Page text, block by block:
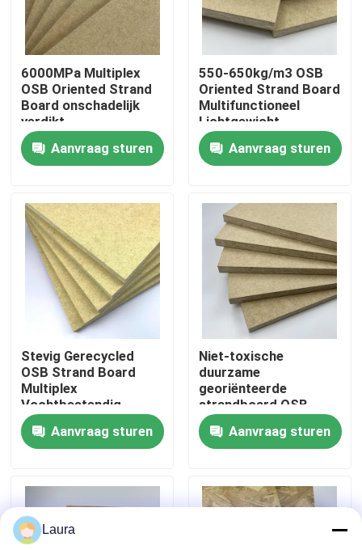
Huis
Producten
Over ons
Fabriekstocht
Kwaliteitscontrole
Neem contact met ons op
Nieuws
Gevallen
Vraag een offerte
6000MPa Multiplex
OSB Oriented Strand
Board onschadelijk
verdikt
Aanvraag sturen
550-650kg/m3 OSB
Oriented Strand Board
Multifunctioneel
Lichtgewicht
Aanvraag sturen
Stevig Gerecycled
OSB Strand Board
Multiplex
Vochtbestendig
Verdikt
Aanvraag sturen
Niet-toxische
duurzame
georiënteerde
strandboard OSB,
schimmelbestendige
platen van OSB-
multiplex
Aanvraag sturen
Laura